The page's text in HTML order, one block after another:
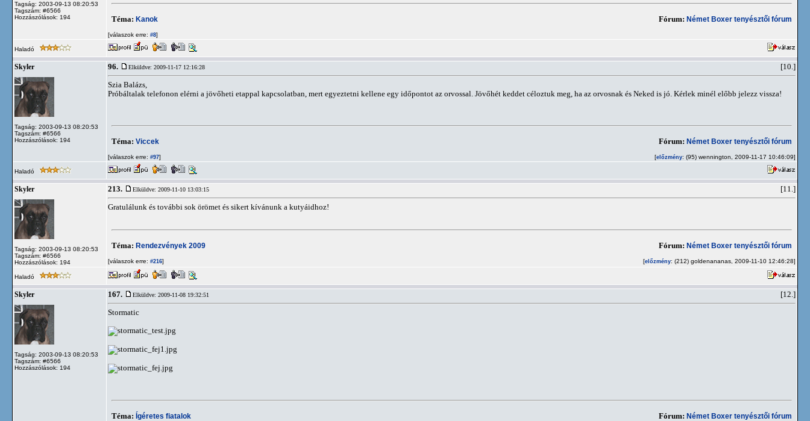
Tagság: 2003-09-13 08:20:53
Tagszám: #6566
Hozzászólások: 194
Téma: Kanok Fórum: Német Boxer tenyésztői fórum
[válaszok erre: #8]
Haladó
Skyler
Tagság: 2003-09-13 08:20:53
Tagszám: #6566
Hozzászólások: 194
96. Elküldve: 2009-11-17 12:16:28 [10.]
Szia Balázs,
Próbáltalak telefonon elérni a jövőheti etappal kapcsolatban, mert egyeztetni kellene egy időpontot az orvossal. Jövőhét keddet céloztuk meg, ha az orvosnak és Neked is jó. Kérlek minél előbb jelezz vissza!
Téma: Viccek Fórum: Német Boxer tenyésztői fórum
[válaszok erre: #97] [előzmény: (95) wennington, 2009-11-17 10:46:09]
Haladó
Skyler
Tagság: 2003-09-13 08:20:53
Tagszám: #6566
Hozzászólások: 194
213. Elküldve: 2009-11-10 13:03:15 [11.]
Gratulálunk és további sok örömet és sikert kívánunk a kutyáidhoz!
Téma: Rendezvények 2009 Fórum: Német Boxer tenyésztői fórum
[válaszok erre: #216] [előzmény: (212) goldenananas, 2009-11-10 12:46:28]
Haladó
Skyler
Tagság: 2003-09-13 08:20:53
Tagszám: #6566
Hozzászólások: 194
167. Elküldve: 2009-11-08 19:32:51 [12.]
Stormatic
Téma: Ígéretes fiatalok Fórum: Német Boxer tenyésztői fórum